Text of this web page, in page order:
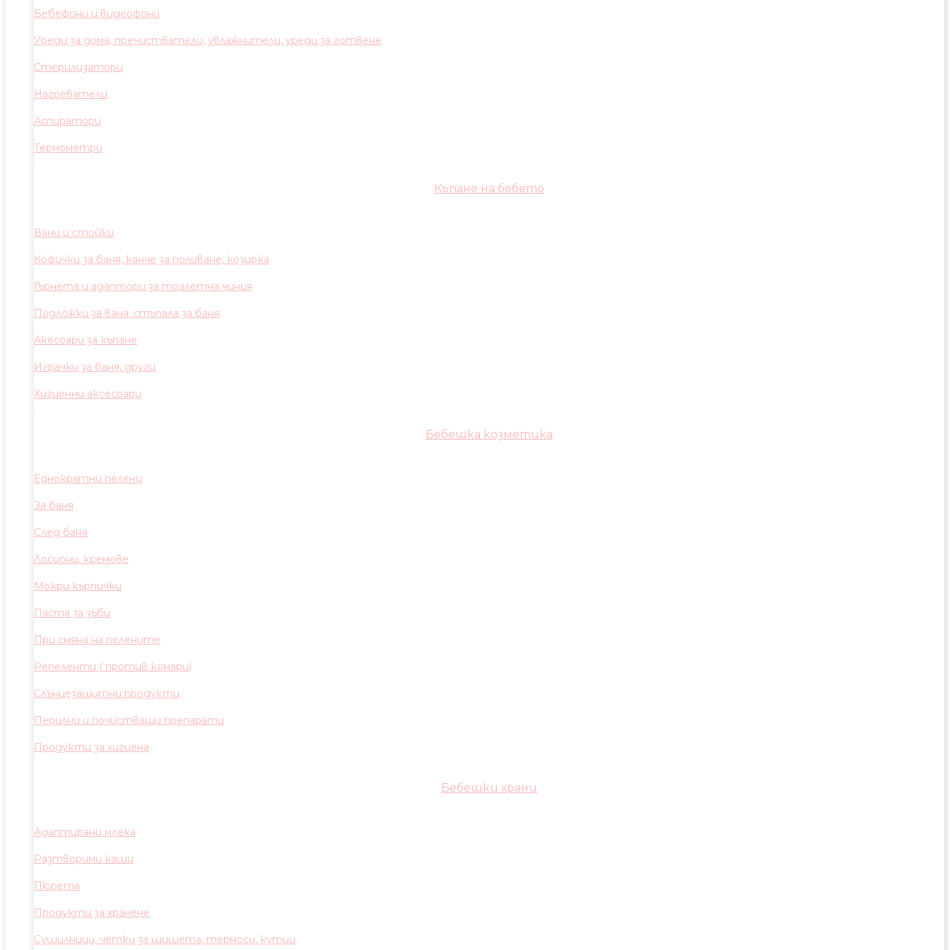
Бебефони и видеофони
Уреди за дома, пречистватели, увлажнители, уреди за готвене
Стерилизатори
Нагреватели
Аспиратори
Термометри
Къпане на бебето
Вани и стойки
Кофички за баня, канче за поливане, козирка
Гърнета и адаптори за тоалетна чиния
Подложки за вана, стъпала за баня
Акесоари за къпане
Играчки за баня, други
Хигиенни аксесоари
Бебешка козметика
Еднократни пелени
За баня
След баня
Лосиони, кремове
Мокри кърпички
Паста за зъби
При смяна на пелените
Репеленти ( против комари)
Слънцезащитни продукти
Перилни и почистващи препарати
Продукти за хигиена
Бебешки храни
Адаптирани млека
Разтворими каши
Пюрета
Продукти за хранене
Сушилници, четки за шишета, термоси, кутии